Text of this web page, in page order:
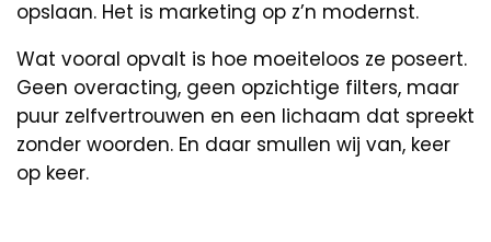
opslaan. Het is marketing op z’n modernst.
Wat vooral opvalt is hoe moeiteloos ze poseert.
Geen overacting, geen opzichtige filters, maar
puur zelfvertrouwen en een lichaam dat spreekt
zonder woorden. En daar smullen wij van, keer
op keer.